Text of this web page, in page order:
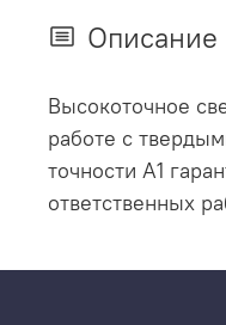
Описание
Высокоточное
работе с
точности А1
ответственных